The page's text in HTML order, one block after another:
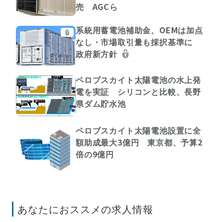
売 AGCら
🔒
系統用蓄電池補助金、OEMは加点
なし・市場取引量も採択基準に
政府新方針
ペロブスカイト太陽電池の水上発
電を実証 シリコンと比較、長野
県ダム貯水池
ペロブスカイト太陽電池設置に全
額助成最大3億円 東京都、予算2
倍の9億円
あなたにおススメの求人情報